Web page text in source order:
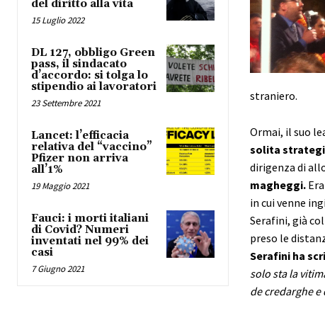
del diritto alla vita
15 Luglio 2022
DL 127, obbligo Green
pass, il sindacato
d’accordo: si tolga lo
stipendio ai lavoratori
23 Settembre 2021
Lancet: l’efficacia
relativa del “vaccino”
Pfizer non arriva
all’1%
19 Maggio 2021
Fauci: i morti italiani
di Covid? Numeri
inventati nel 99% dei
casi
7 Giugno 2021
straniero.
Ormai, il suo
solita
dirigenza di
magheggi.
in cui venne
Serafini, già
preso le
Serafini ha
solo sta la
de credarghe e